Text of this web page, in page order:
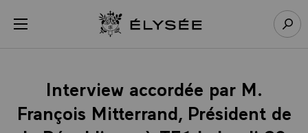
menu Retour à l’accueil Élysée
Interview accordée par M.
François Mitterrand, Président de
Panneau de gestion des cookies